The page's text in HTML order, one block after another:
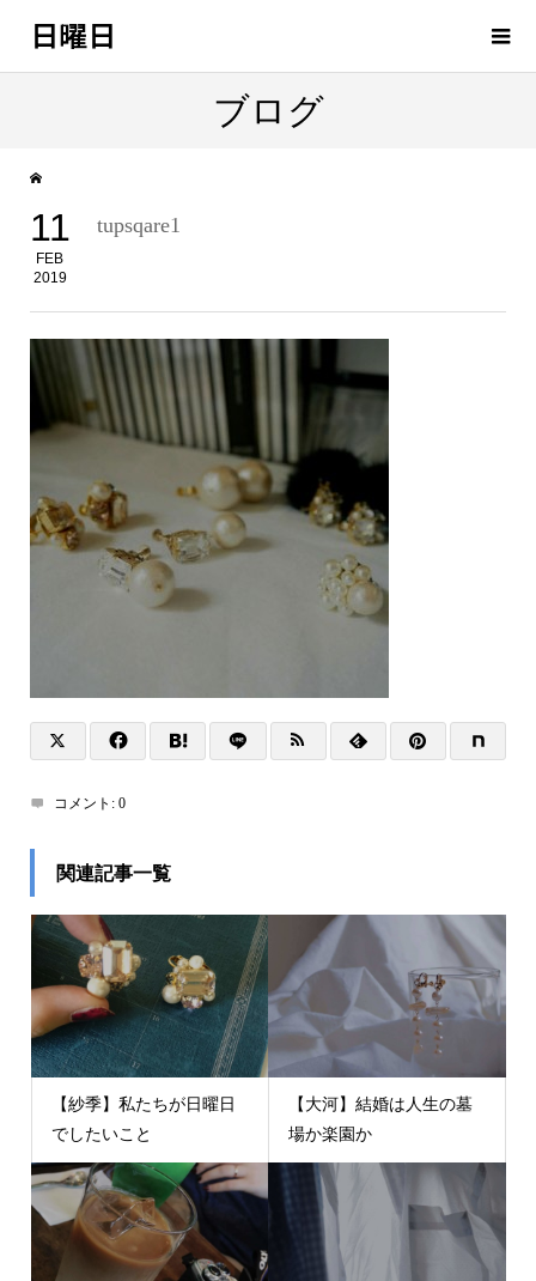
日曜日
ブログ
11
FEB
2019
tupsqare1
コメント: 0
関連記事一覧
【紗季】私たちが日曜日
でしたいこと
【大河】結婚は人生の墓
場か楽園か